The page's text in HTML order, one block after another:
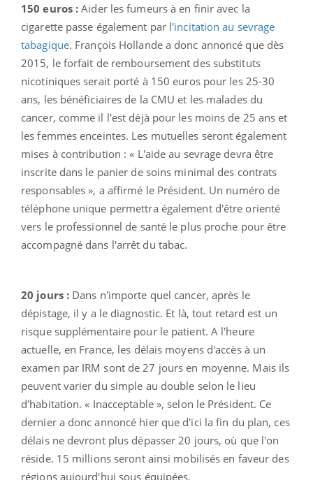
150 euros :Aider les fumeurs à en finir avec la
cigarette passe également par l'incitation au sevrage
tabagique. François Hollande a donc annoncé que dès
2015, le forfait de remboursement des substituts
nicotiniques serait porté à 150 euros pour les 25-30
ans, les bénéficiaires de la CMU et les malades du
cancer, comme il l'est déjà pour les moins de 25 ans et
les femmes enceintes. Les mutuelles seront également
mises à contribution : « L'aide au sevrage devra être
inscrite dans le panier de soins minimal des contrats
responsables », a affirmé le Président. Un numéro de
téléphone unique permettra également d'être orienté
vers le professionnel de santé le plus proche pour être
accompagné dans l'arrêt du tabac.
20 jours : Dans n'importe quel cancer, après le
dépistage, il y a le diagnostic. Et là, tout retard est un
risque supplémentaire pour le patient. A l'heure
actuelle, en France, les délais moyens d'accès à un
examen par IRM sont de 27 jours en moyenne. Mais ils
peuvent varier du simple au double selon le lieu
d'habitation. « Inacceptable », selon le Président. Ce
dernier a donc annoncé hier que d'ici la fin du plan, ces
délais ne devront plus dépasser 20 jours, où que l'on
réside. 15 millions seront ainsi mobilisés en faveur des
régions aujourd'hui sous équipées.